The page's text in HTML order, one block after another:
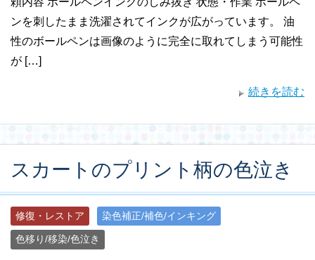
ンを刺したまま洗濯されてインクが広がっています。 油
性のボールペンは画像のように完全に取れてしまう可能性
が […]
続きを読む
スカートのプリント柄の色泣き
修復・レストア 染色補正/補色/インキング
色移り/移染/色泣き